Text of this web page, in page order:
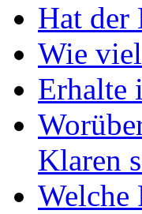
Hat der
Wie
Erhalte
Klaren
Welche